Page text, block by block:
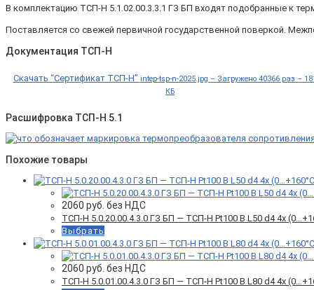
В комплектацию ТСП-Н 5.1.02.00.3.3.1 ГЗ БП входят подобранные к
Поставляется со свежей первичной государственной поверкой.
Документация ТСП-Н
Скачать “Сертификат ТСП-Н” intep-tsp-n-2025.jpg – Загружено 40366 раз –
КБ
Расшифровка ТСП-Н 5.1
Похожие товары
2060 руб. без НДС
ТСП-Н 5.0.20.00.4.3.0 ГЗ БП — ТСП-Н Pt100 B L50 d4 4x
Выбрать
2060 руб. без НДС
ТСП-Н 5.0.01.00.4.3.0 ГЗ БП — ТСП-Н Pt100 B L80 d4 4x